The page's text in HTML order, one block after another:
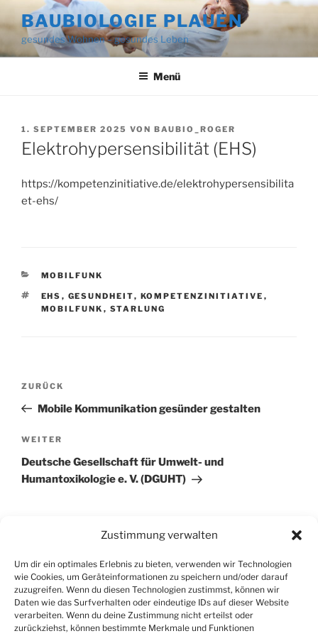
Zustimmung verwalten
Um dir ein optimales Erlebnis zu bieten, verwenden wir Technologien
wie Cookies, um Geräteinformationen zu speichern und/oder darauf
zuzugreifen. Wenn du diesen Technologien zustimmst, können wir
Daten wie das Surfverhalten oder eindeutige IDs auf dieser Website
verarbeiten. Wenn du deine Zustimmung nicht erteilst oder
zurückziehst, können bestimmte Merkmale und Funktionen
Inhalt
springen
BAUBIOLOGIE PLAUEN
gesundes Wohnen – gesundes Leben
Menü
VERÖFFENTLICHT
AM
1. SEPTEMBER 2025 VON BAUBIO_ROGER
Elektrohypersensibilität (EHS)
https://kompetenzinitiative.de/elektrohypersensibilita
et-ehs/
KATEGORIEN
MOBILFUNK
SCHLAGWÖRTER
EHS , GESUNDHEIT, KOMPETENZINITIATIVE ,
MOBILFUNK , STARLUNG
Beitragsnavigation
Vorheriger
Beitrag
ZURÜCK
Mobile Kommunikation gesünder gestalten
Nächster
Beitrag
WEITER
Deutsche Gesellschaft für Umwelt- und
Humantoxikologie e. V. (DGUHT)